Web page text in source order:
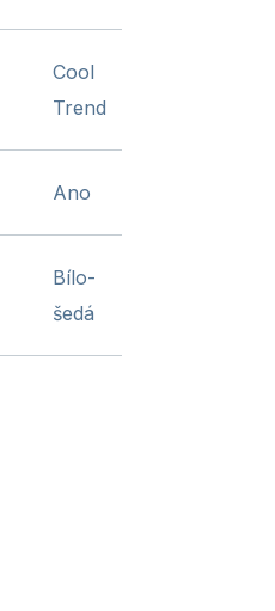
Cool
Trend
Ano
Bílo-
šedá